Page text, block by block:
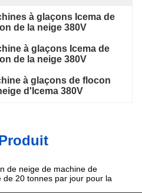
à glaçons Icema de
de la neige 380V
à glaçons Icema de
de la neige 380V
à glaçons de flocon
d'Icema 380V
de neige de machine de
20 tonnes par jour pour la